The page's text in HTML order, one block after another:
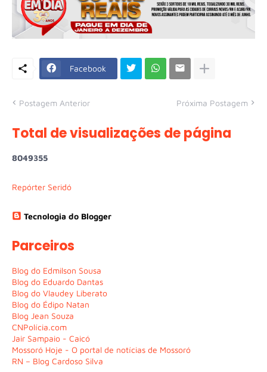
Facebook
Postagem Anterior Próxima Postagem
Total de visualizações de página
8049355
Repórter Seridó
Tecnologia do Blogger
Parceiros
Blog do Edmilson Sousa
Blog do Eduardo Dantas
Blog do Vlaudey Liberato
Blog do Édipo Natan
Blog Jean Souza
CNPolícia.com
Jair Sampaio - Caicó
Mossoró Hoje - O portal de notícias de Mossoró
RN – Blog Cardoso Silva